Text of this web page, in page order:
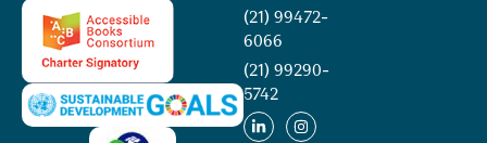
(21) 99472-
6066
(21) 99290-
5742​